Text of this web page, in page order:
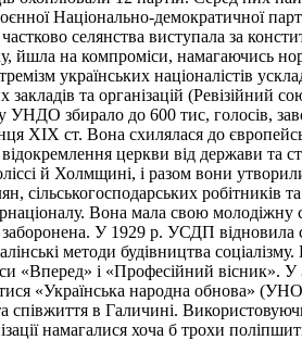
Національно-демократичної
селянства виступала за
на компроміси, намагаючись
українських націоналістів
та організацій (Ревізійний
збирало до 600 тис, голосів,
XIX ст. Вона схилялася до
церкви від держави
й Холмщині, і разом вони
сільськогосподарських робітників
Вона мала свою молодіжну
У 1929 р. УСДП відновила
методи будівництва
і «Професійний вісник». У
«Українська народна обнова»
в Галичині.
намагалися хоча б трохи